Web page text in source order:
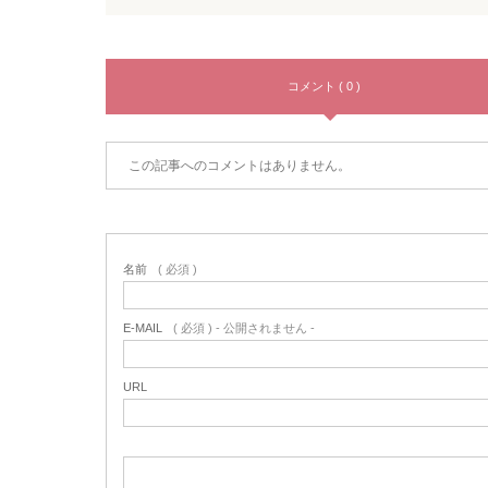
コメント ( 0 )
この記事へのコメントはありません。
名前 ( 必須 )
E-MAIL ( 必須 ) - 公開されません -
URL